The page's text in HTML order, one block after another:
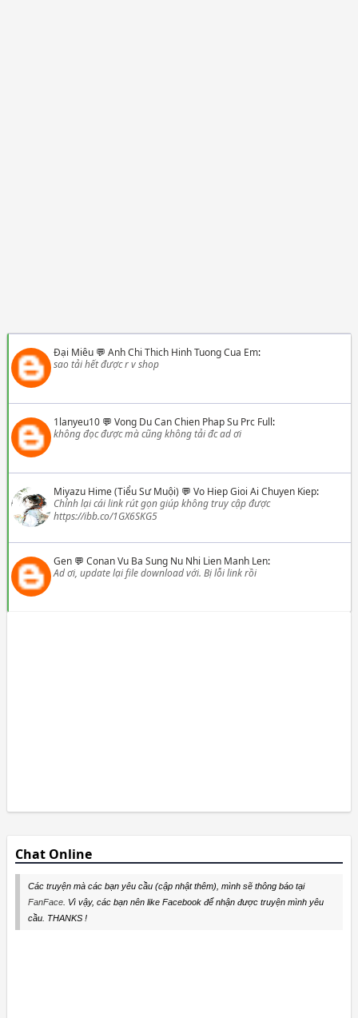
Đại Miêu💬 Anh Chi Thich Hinh Tuong Cua Em:
sao tải hết được r v shop
1lanyeu10💬 Vong Du Can Chien Phap Su Prc Full:
không đọc được mà cũng không tải đc ad ơi
Miyazu Hime (Tiểu Sư Muội) 💬 Vo Hiep Gioi Ai Chuyen Kiep:
Chỉnh lại cái link rút gọn giúp không truy cập được
https://ibb.co/1GX6SKG5
Gen💬 Conan Vu Ba Sung Nu Nhi Lien Manh Len:
Ad ơi, update lại file download với. Bị lỗi link rồi
Chat Online
Các truyện mà các bạn yêu cầu (cập nhật thêm), mình sẽ thông báo tại
FanFace. Vì vậy, các bạn nên like Facebook để nhận được truyện mình yêu
cầu. THANKS !